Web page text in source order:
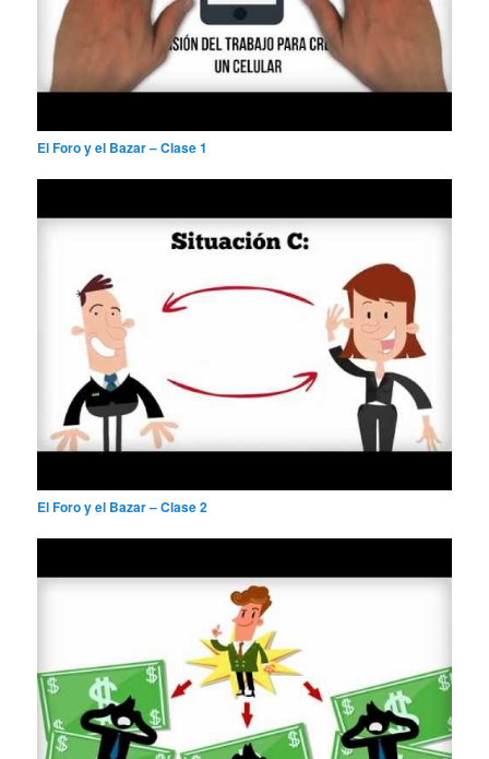
El Foro y el Bazar – Clase 1
El Foro y el Bazar – Clase 2